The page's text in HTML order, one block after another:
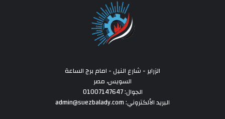
الزراير - شارع النيل - امام برج الساعة
السويس، مصر
الجوال: 01007147647
البريد الألكتروني: admin@suezbalady.com